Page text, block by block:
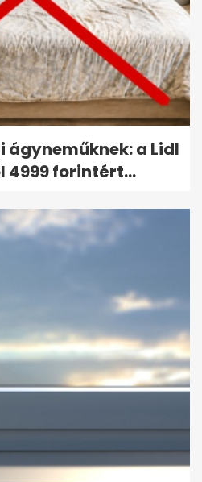
ágyneműknek: a Lidl
4999 forintért...